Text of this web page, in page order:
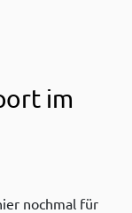
im
nochmal für